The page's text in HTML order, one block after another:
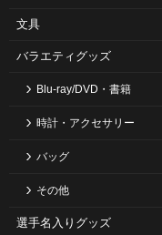
文具
バラエティグッズ
Blu-ray/DVD・書籍
時計・アクセサリー
バッグ
その他
選手名入りグッズ